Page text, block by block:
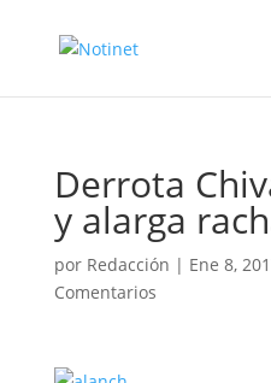
Derrota
y alarga
por Redacción | Ene 8,
Comentarios